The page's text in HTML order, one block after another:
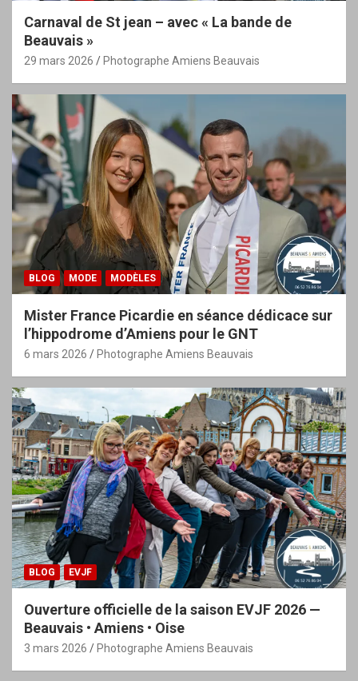
Carnaval de St jean – avec « La bande de
Beauvais »
29 mars 2026 Photographe Amiens Beauvais
BLOG MODE MODÈLES
Mister France Picardie en séance dédicace sur
l’hippodrome d’Amiens pour le GNT
6 mars 2026 Photographe Amiens Beauvais
BLOG EVJF
Ouverture officielle de la saison EVJF 2026 —
Beauvais • Amiens • Oise
3 mars 2026 Photographe Amiens Beauvais